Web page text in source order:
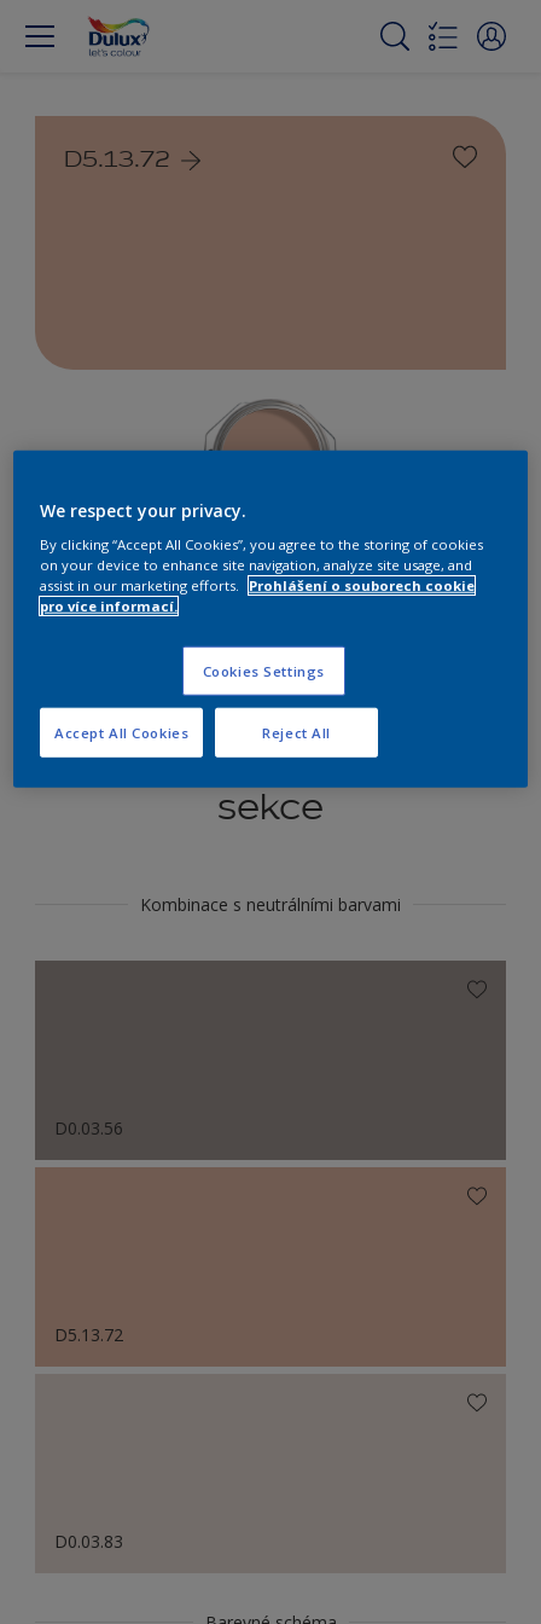
D5.13.72
Najít výrobek v tomto odstínu
Koordinovat barevné
sekce
Kombinace s neutrálními barvami
D0.03.56
D5.13.72
D0.03.83
We respect your privacy.
By clicking “Accept All Cookies”, you agree to the storing of cookies
on your device to enhance site navigation, analyze site usage, and
assist in our marketing efforts.
Prohlášení o souborech cookie
pro více informací.
Cookies Settings
Reject All
Accept All Cookies